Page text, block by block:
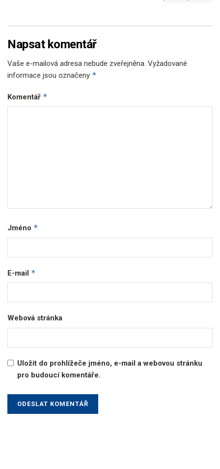
Napsat komentář
Vaše e-mailová adresa nebude zveřejněna. Vyžadované
informace jsou označeny *
Komentář *
Jméno *
E-mail *
Webová stránka
Uložit do prohlížeče jméno, e-mail a webovou stránku
pro budoucí komentáře.